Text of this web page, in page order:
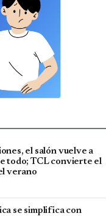
el salón vuelve a
todo; TCL convierte el
verano
se simplifica con